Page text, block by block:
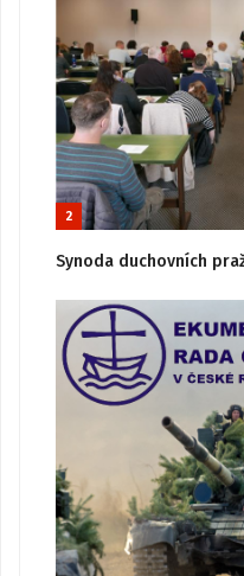
2
Synoda duchovních